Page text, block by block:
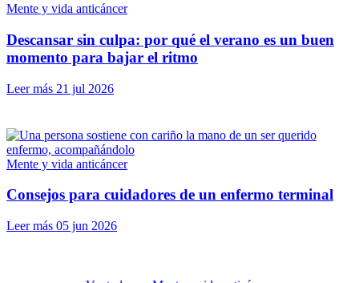
Mente y vida anticáncer
Descansar sin culpa: por qué el verano es un buen
momento para bajar el ritmo
Leer más 21 jul 2026
Mente y vida anticáncer
Consejos para cuidadores de un enfermo terminal
Leer más 05 jun 2026